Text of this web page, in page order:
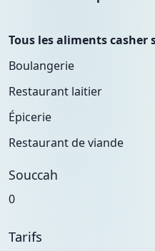
Tous les aliments casher
Boulangerie
Restaurant laitier
Épicerie
Restaurant de viande
Souccah
0
Tarifs